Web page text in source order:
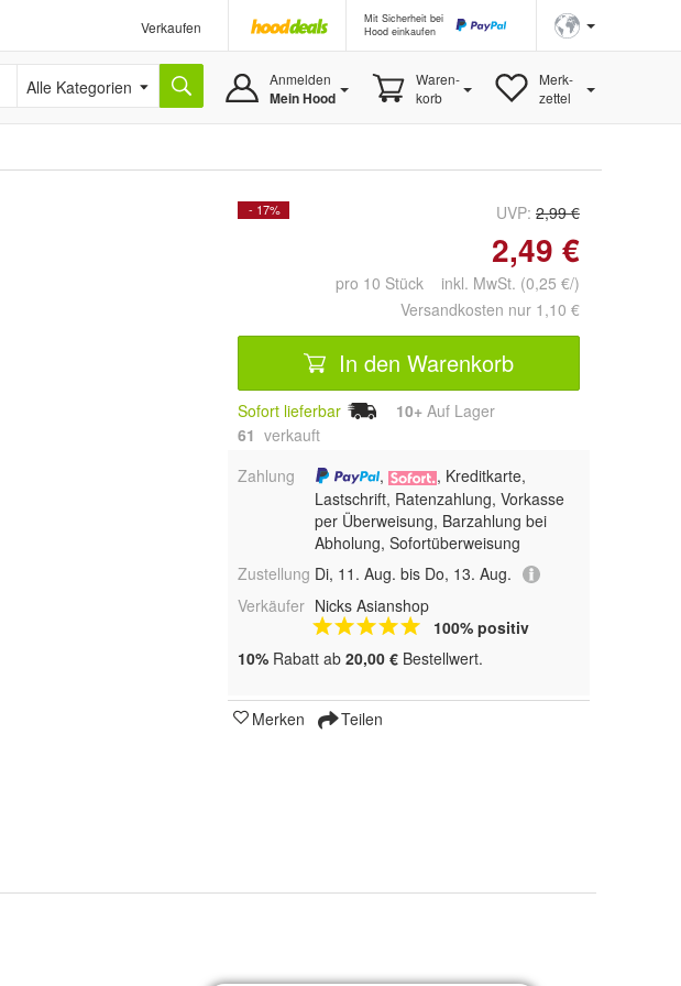
Verkaufen
Mit Sicherheit bei
Hood einkaufen
Alle Kategorien Anmelden
Mein Hood
Waren-
korb
Merk-
zettel
- 17% UVP: 2,99 €
2,49 €
pro 10 Stück inkl. MwSt. (0,25 €/)
Versandkosten nur 1,10 €
In den Warenkorb
Sofort lieferbar 10+ Auf Lager
61 verkauft
Zahlung
,
, Kreditkarte,
Lastschrift, Ratenzahlung, Vorkasse
per Überweisung, Barzahlung bei
Abholung, Sofortüberweisung
Zustellung Di, 11. Aug. bis Do, 13. Aug.
Verkäufer Nicks Asianshop
100% positiv
10% Rabatt ab 20,00 € Bestellwert.
Merken Teilen